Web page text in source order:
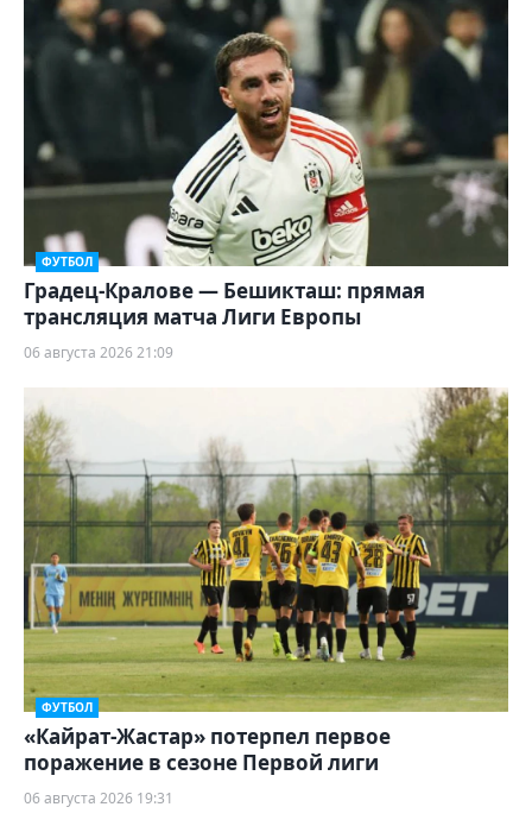
ФУТБОЛ
Градец-Кралове — Бешикташ: прямая
трансляция матча Лиги Европы
06 августа 2026 21:09
ФУТБОЛ
«Кайрат-Жастар» потерпел первое
поражение в сезоне Первой лиги
06 августа 2026 19:31